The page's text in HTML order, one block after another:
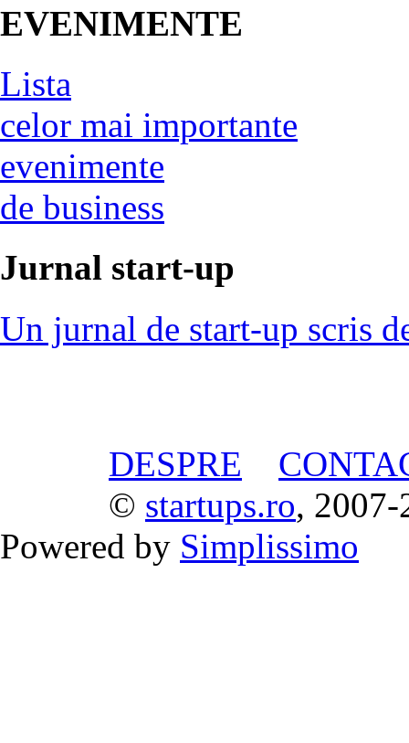
EVENIMENTE
Lista
celor mai importante
evenimente
de business
Jurnal start-up
Un jurnal de start-up scris
DESPRE
© startups.ro, 2007-
Powered by Simplissimo